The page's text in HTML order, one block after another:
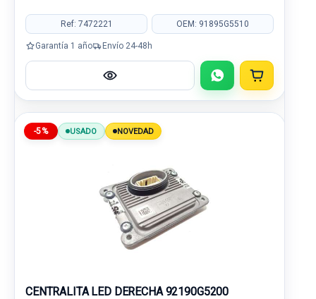
Ref: 7472221 OEM: 91895G5510
Garantía 1 año Envío 24-48h
-5% USADO NOVEDAD
CENTRALITA LED DERECHA 92190G5200